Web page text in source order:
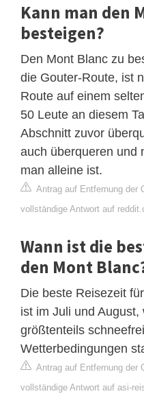
Kann man den
besteigen?
Den Mont Blanc zu
die Gouter-Route, ist
Route auf einem
50 Leute an diesem
Abschnitt zuvor
auch überqueren und
man alleine ist.
Antrag auf Entfernung der
vollständige Antwort auf
Wann ist die
den Mont
Die beste Reisezeit
ist im Juli und
größtenteils
Wetterbedingungen
Antrag auf Entfernung der
vollständige Antwort auf asi-